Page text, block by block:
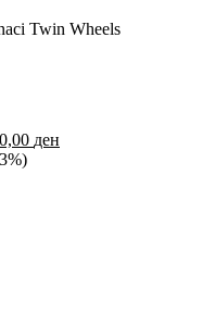
Twin Wheels
ден